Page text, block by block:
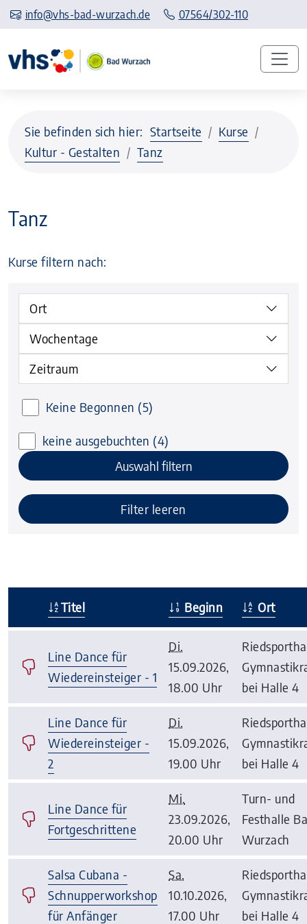
info@vhs-bad-wurzach.de 07564/302-110
Sie befinden sich hier: Startseite
Kurse
Kultur - Gestalten
Tanz
Tanz
Kurse filtern nach:
Ort
Wochentage
Zeitraum
Keine Begonnen (5)
keine ausgebuchten (4)
Auswahl filtern
Filter leeren
Titel Beginn Ort
Line Dance für
Wiedereinsteiger - 1
Di.
15.09.2026,
18.00 Uhr
bei Halle 4
Line Dance für
Wiedereinsteiger -
2
Di.
15.09.2026,
19.00 Uhr
bei Halle 4
Line Dance für
Fortgeschrittene
Mi.
23.09.2026,
20.00 Uhr
Turn- und
Festhalle
Wurzach
Salsa Cubana -
Schnupperworkshop
für Anfänger
Sa.
10.10.2026,
17.00 Uhr
bei Halle 4